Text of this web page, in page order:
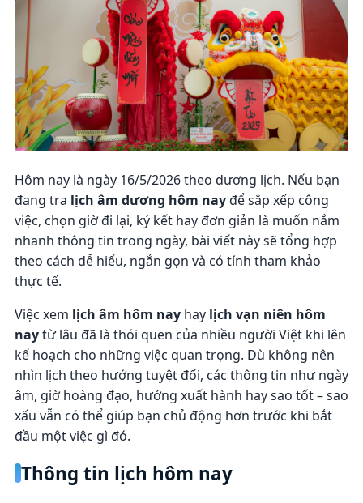
Hôm nay là ngày 16/5/2026 theo dương lịch. Nếu bạn
đang tra lịch âm dương hôm nayđể sắp xếp công
việc, chọn giờ đi lại, ký kết hay đơn giản là muốn nắm
nhanh thông tin trong ngày, bài viết này sẽ tổng hợp
theo cách dễ hiểu, ngắn gọn và có tính tham khảo
thực tế.
Việc xem lịch âm hôm nayhay lịch vạn niên hôm
naytừ lâu đã là thói quen của nhiều người Việt khi lên
kế hoạch cho những việc quan trọng. Dù không nên
nhìn lịch theo hướng tuyệt đối, các thông tin như ngày
âm, giờ hoàng đạo, hướng xuất hành hay sao tốt – sao
xấu vẫn có thể giúp bạn chủ động hơn trước khi bắt
đầu một việc gì đó.
Thông tin lịch hôm nay